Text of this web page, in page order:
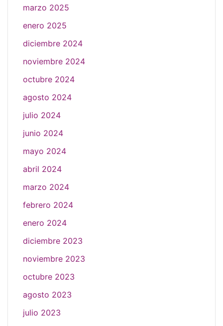
marzo 2025
enero 2025
diciembre 2024
noviembre 2024
octubre 2024
agosto 2024
julio 2024
junio 2024
mayo 2024
abril 2024
marzo 2024
febrero 2024
enero 2024
diciembre 2023
noviembre 2023
octubre 2023
agosto 2023
julio 2023